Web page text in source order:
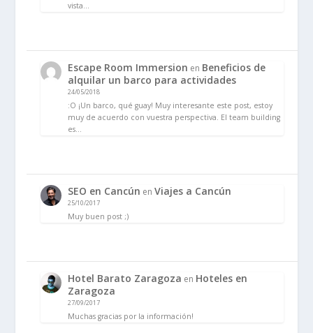
vista…
Escape Room Immersion en Beneficios de
alquilar un barco para actividades
24/05/2018
:O ¡Un barco, qué guay! Muy interesante este post, estoy
muy de acuerdo con vuestra perspectiva. El team building
es…
SEO en Cancún enViajes a Cancún
25/10/2017
Muy buen post ;)
Hotel Barato Zaragoza en Hoteles en
Zaragoza
27/09/2017
Muchas gracias por la información!